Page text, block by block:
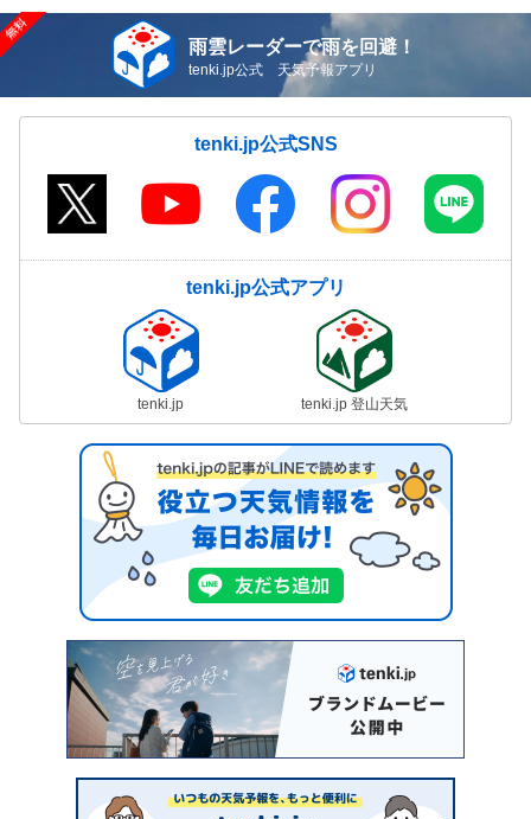
雨雲レーダーで雨を回避！
tenki.jp公式 天気予報アプリ
tenki.jp公式SNS
tenki.jp公式アプリ
tenki.jp tenki.jp 登山天気